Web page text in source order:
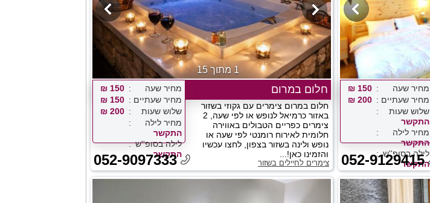
מחיר שעה
150 ₪
מחיר שעתיים
200 ₪
שלוש שעות
התקשר
מחיר לילה
התקשר
לילה בסופ''ש
התקשר
052-9129415
1 מתוך 15
חלום במרום
חלום במרום צימרים עם גקוזי בשזור
באזור כרמיאל לנופש או לפי שעה, 2
צימרים כפריים הטבולים באווירה
חלומית לאירוח רומנטי לפי שעה או
נופש ולינה בשזור בצפון, לחצו עכשיו
והזמינו כאן!...
צימרים לחיילים בשזור
מחיר שעה
150 ₪
מחיר שעתיים
150 ₪
שלוש שעות
200 ₪
מחיר לילה
התקשר
לילה בסופ''ש
התקשר
052-9097333